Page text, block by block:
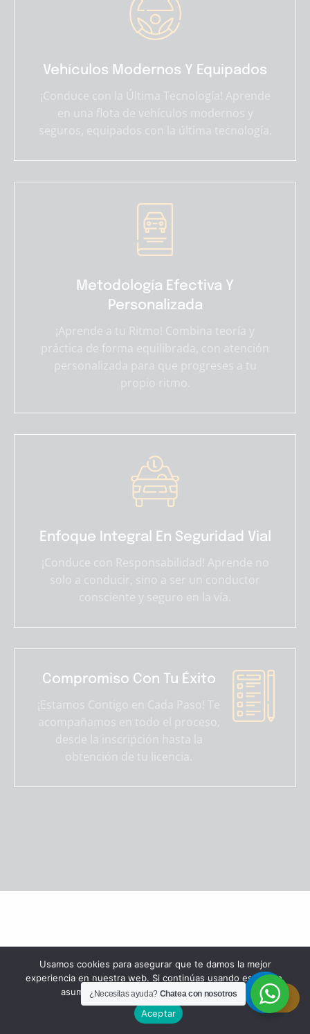
Vehículos Modernos Y Equipados
¡Conduce con la Última Tecnología! Aprende
en una flota de vehículos modernos y
seguros, equipados con la última tecnología.
Metodología Efectiva Y
Personalizada
¡Aprende a tu Ritmo! Combina teoría y
práctica de forma equilibrada, con atención
personalizada para que progreses a tu
propio ritmo.
Enfoque Integral En Seguridad Vial
¡Conduce con Responsabilidad! Aprende no
solo a conducir, sino a ser un conductor
consciente y seguro en la vía.
Compromiso Con Tu Éxito
¡Estamos Contigo en Cada Paso! Te
acompañamos en todo el proceso,
desde la inscripción hasta la
obtención de tu licencia.
CONQUISTA LAS CARRETERAS
DESDE LA CIUDAD DE LA SAL
¿Necesitas ayuda? Chatea con nosotros
Usamos cookies para asegurar que te damos la mejor
experiencia en nuestra web. Si continúas usando este sitio,
asumiremos que estás de acuerdo con ello.
Aceptar